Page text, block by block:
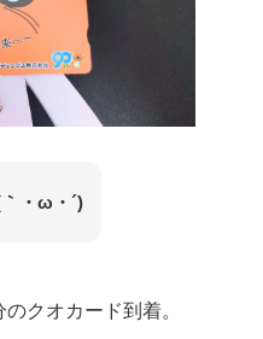
・ω・´)
クオカード到着。